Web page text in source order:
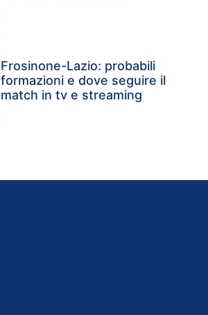
Frosinone-Lazio: probabili
formazioni e dove seguire il
match in tv e streaming